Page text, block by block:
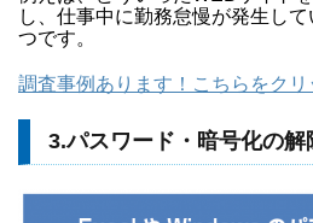
し、仕事中に勤務怠慢が発生し
つです。
調査事例あります！こちらをクリ
3.パスワード・暗号化の解